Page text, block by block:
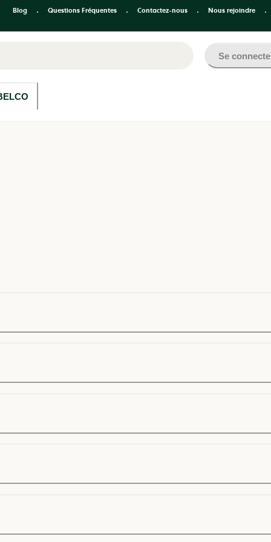
Blog Questions Fréquentes Contactez-nous Nous rejoindre
Se